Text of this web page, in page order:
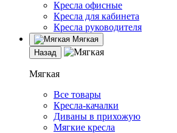
Кресла офисные
Кресла для кабинета
Кресла руководителя
Мягкая
Назад
Мягкая
Все товары
Кресла-качалки
Диваны в прихожую
Мягкие кресла